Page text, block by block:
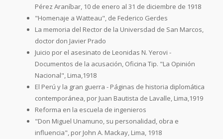
Pérez Araníbar, 10 de enero al 31 de diciembre de 1918
"Homenaje a Watteau", de Federico Gerdes
La memoria del Rector de la Universdad de San Marcos,
doctor don Javier Prado
Juicio por el asesinato de Leonidas N. Yerovi -
Documentos de la acusación, Oficina Tip. "La Opinión
Nacional", Lima,1918
El Perú y la gran guerra - Páginas de historia diplomática
contemporánea, por Juan Bautista de Lavalle, Lima,1919
Reforma en la escuela de ingenieros
"Don Miguel Unamuno, su personalidad, obra e
influencia", por John A. Mackay, Lima, 1918